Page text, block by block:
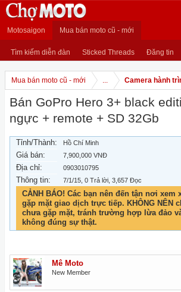
Motosaigon Mua bán moto cũ - mới
Tìm kiếm diễn đàn Sticked Threads Đăng tin
Mua bán moto cũ - mới ... Camera hành
Bán GoPro Hero 3+ black
ngực + remote + SD 32Gb
Tỉnh/Thành: Hồ Chí Minh
Giá bán: 7,900,000 VNĐ
Địa chỉ: 0903010795
Thông tin: 7/1/15 , 0 Trả lời, 3,657 Đọc
CẢNH BÁO! Các bạn nên đến tận nơi xem
gặp mặt giao dịch trực tiếp. KHÔNG NÊN
chưa gặp mặt, tránh trường hợp lừa đảo
không đúng sự thật.
Mê Moto
New Member